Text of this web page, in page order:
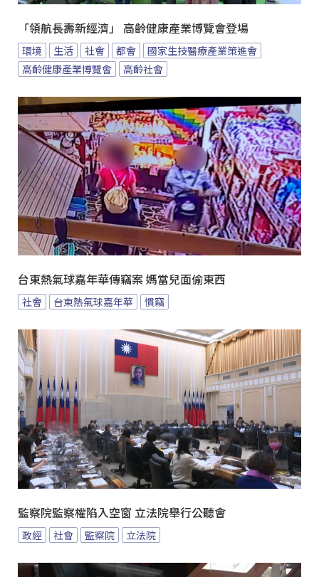
「領航長壽新經濟」 高齡健康產業博覽會登場
環境 生活 社會 都會
國家生技醫療產業策進會
高齡健康產業博覽會
高齡社會
台東熱氣球嘉年華傳竊案 媽當兒面偷東西
社會 台東熱氣球嘉年華 慣竊
監察院監察權陷入空窗 立法院舉行公聽會
政經 社會 監察院 立法院